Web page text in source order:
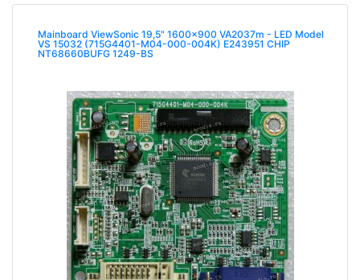
Mainboard ViewSonic 19,5" 1600x900 VA2037m - LED Model
VS 15032 (715G4401-M04-000-004K) E243951 CHIP
NT68660BUFG 1249-BS